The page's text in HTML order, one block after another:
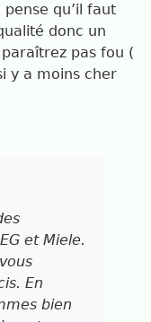
pense qu’il faut
donc un
pas fou (
y a moins cher
et Miele.
En
bien